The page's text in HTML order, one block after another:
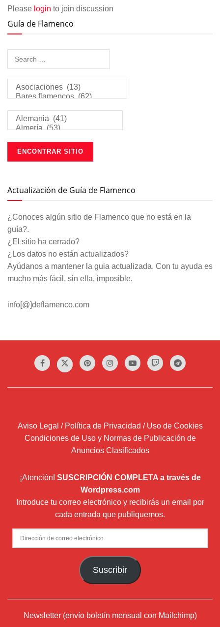
Please login to join discussion
Guía de Flamenco
Actualización de Guía de Flamenco
¿Conoces algún sitio de Flamenco que no está en la
guía?.
¿El sitio ha cerrado?
¿Los datos no están actualizados?
Ayúdanos a mantener la guia actualizada. Con tu ayuda es
mucho más fácil, sin ella, imposible.
info[@]deflamenco.com
Aviso Legal / Política de Privacidad / Uso de Cookies
Condiciones de Uso y Normas de Publicación de
Anuncios Clasificados
¡Atención! SUSCRIPCIÓN COMPLETA a través de
Wordpress.com
Introduce tu correo electrónico y recibirás un email por
cada entrada que publiquemos.
Dirección
de
Suscribir
Newsletter (envío boletín mensual con Mailchimp)